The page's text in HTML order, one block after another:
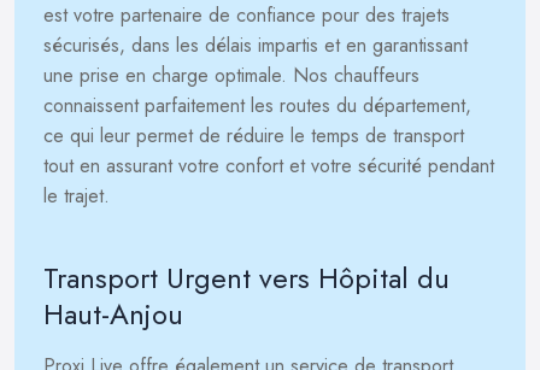
est votre partenaire de confiance pour des trajets
sécurisés, dans les délais impartis et en garantissant
une prise en charge optimale. Nos chauffeurs
connaissent parfaitement les routes du département,
ce qui leur permet de réduire le temps de transport
tout en assurant votre confort et votre sécurité pendant
le trajet.
Transport Urgent vers Hôpital du
Haut-Anjou